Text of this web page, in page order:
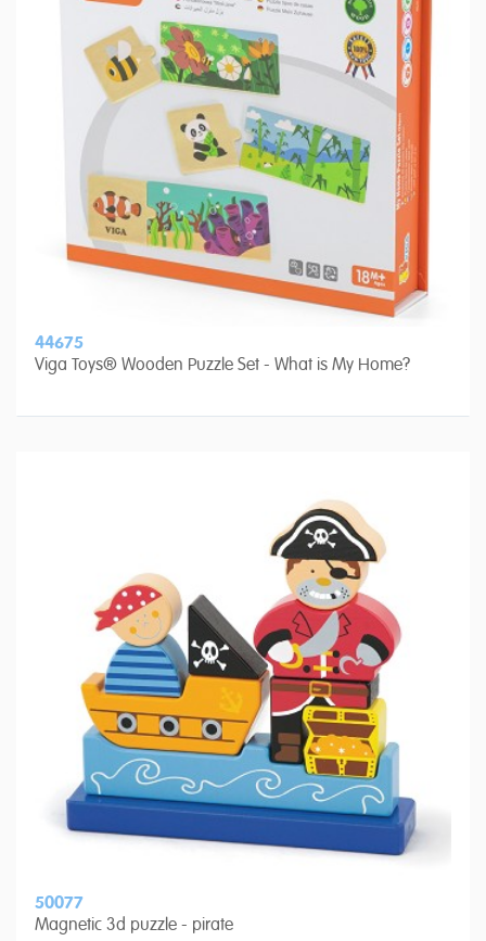
44675
Viga Toys® Wooden Puzzle Set - What is My Home?
50077
Magnetic 3d puzzle - pirate